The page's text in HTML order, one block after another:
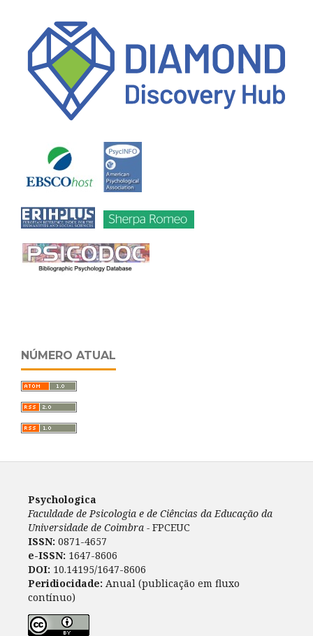
NÚMERO ATUAL
Psychologica
Faculdade de Psicologia e de Ciências da Educação da
Universidade de Coimbra - FPCEUC
ISSN: 0871-4657
e-ISSN: 1647-8606
DOI: 10.14195/1647-8606
Peridiocidade: Anual (publicação em fluxo
contínuo)